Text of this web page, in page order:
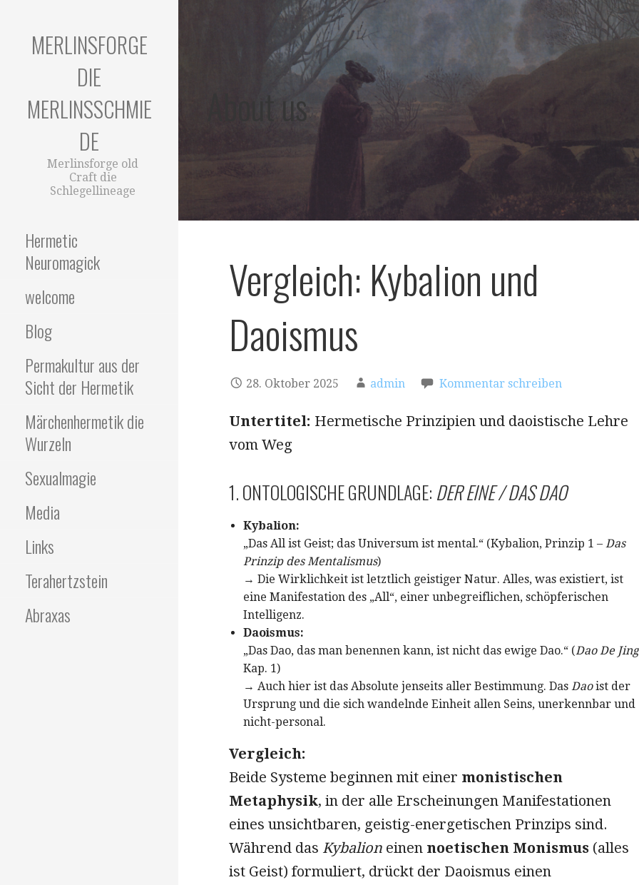
MERLINSFORGE
DIE
MERLINSSCHMIE
DE
Merlinsforge old
Craft die
Schlegellineage
Hermetic
Neuromagick
welcome
Blog
Permakultur aus der
Sicht der Hermetik
Märchenhermetik die
Wurzeln
Sexualmagie
Media
Links
Terahertzstein
Abraxas
About us
Vergleich: Kybalion und
Daoismus
28. Oktober 2025 admin Kommentar schreiben
Untertitel: Hermetische Prinzipien und daoistische Lehre
vom Weg
1. ONTOLOGISCHE GRUNDLAGE: DER EINE / DAS DAO
Kybalion:
„Das All ist Geist; das Universum ist mental.“ (Kybalion, Prinzip 1 – Das
Prinzip des Mentalismus)
→ Die Wirklichkeit ist letztlich geistiger Natur. Alles, was existiert, ist
eine Manifestation des „All“, einer unbegreiflichen, schöpferischen
Intelligenz.
Daoismus:
„Das Dao, das man benennen kann, ist nicht das ewige Dao.“ (Dao De Jing
Kap. 1)
→ Auch hier ist das Absolute jenseits aller Bestimmung. Das Daoist der
Ursprung und die sich wandelnde Einheit allen Seins, unerkennbar und
nicht-personal.
Vergleich:
Beide Systeme beginnen mit einer monistischen
Metaphysik, in der alle Erscheinungen Manifestationen
eines unsichtbaren, geistig-energetischen Prinzips sind.
Während das Kybalion einen noetischen Monismus (alles
ist Geist) formuliert, drückt der Daoismus einen